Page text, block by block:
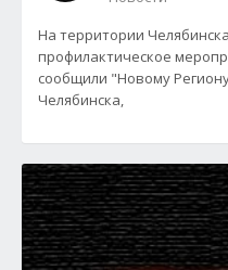
На территории
профилактическое
сообщили "Новому
Челябинска,